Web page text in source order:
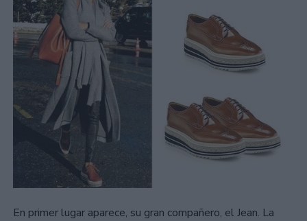
En primer lugar aparece, su gran compañero, el Jean. La